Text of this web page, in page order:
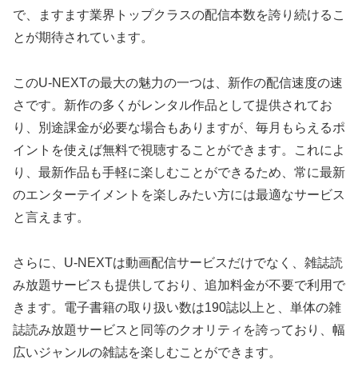
で、ますます業界トップクラスの配信本数を誇り続けるこ
とが期待されています。
このU-NEXTの最大の魅力の一つは、新作の配信速度の速
さです。新作の多くがレンタル作品として提供されてお
り、別途課金が必要な場合もありますが、毎月もらえるポ
イントを使えば無料で視聴することができます。これによ
り、最新作品も手軽に楽しむことができるため、常に最新
のエンターテイメントを楽しみたい方には最適なサービス
と言えます。
さらに、U-NEXTは動画配信サービスだけでなく、雑誌読
み放題サービスも提供しており、追加料金が不要で利用で
きます。電子書籍の取り扱い数は190誌以上と、単体の雑
誌読み放題サービスと同等のクオリティを誇っており、幅
広いジャンルの雑誌を楽しむことができます。